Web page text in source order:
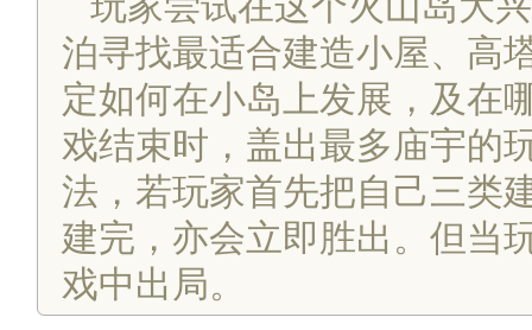
泊寻找最适合建造小屋、高
定如何在小岛上发展，及在
戏结束时，盖出最多庙宇的
法，若玩家首先把自己三类
建完，亦会立即胜出。但当
戏中出局。